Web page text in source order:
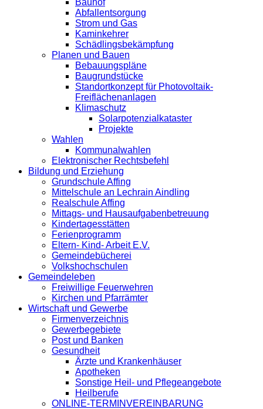
Bauhof
Abfallentsorgung
Strom und Gas
Kaminkehrer
Schädlingsbekämpfung
Planen und Bauen
Bebauungspläne
Baugrundstücke
Standortkonzept für Photovoltaik-
Freiflächenanlagen
Klimaschutz
Solarpotenzialkataster
Projekte
Wahlen
Kommunalwahlen
Elektronischer Rechtsbefehl
Bildung und Erziehung
Grundschule Affing
Mittelschule an Lechrain Aindling
Realschule Affing
Mittags- und Hausaufgabenbetreuung
Kindertagesstätten
Ferienprogramm
Eltern- Kind- Arbeit E.V.
Gemeindebücherei
Volkshochschulen
Gemeindeleben
Freiwillige Feuerwehren
Kirchen und Pfarrämter
Wirtschaft und Gewerbe
Firmenverzeichnis
Gewerbegebiete
Post und Banken
Gesundheit
Ärzte und Krankenhäuser
Apotheken
Sonstige Heil- und Pflegeangebote
Heilberufe
ONLINE-TERMINVEREINBARUNG